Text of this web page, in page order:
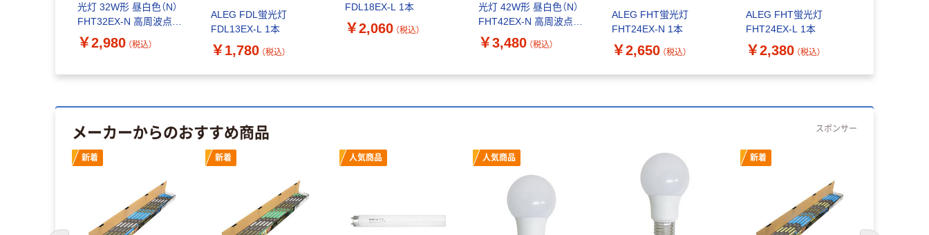
光灯 32W形 昼白色（N）
FHT32EX-N 高周波点灯
専用 インバーター式
ALEG 1個
￥2,980 （税込）
ALEG FDL蛍光灯
FDL13EX-L 1本
￥1,780 （税込）
FDL18EX-L 1本
￥2,060 （税込）
光灯 42W形 昼白色（N）
FHT42EX-N 高周波点灯
専用 インバーター式
ALEG 1個
￥3,480 （税込）
ALEG FHT蛍光灯
FHT24EX-N 1本
￥2,650 （税込）
ALEG FHT蛍光灯
FHT24EX-L 1本
￥2,380 （税込）
メーカーからのおすすめ商品 スポンサー
新着 新着 人気商品 人気商品 新着